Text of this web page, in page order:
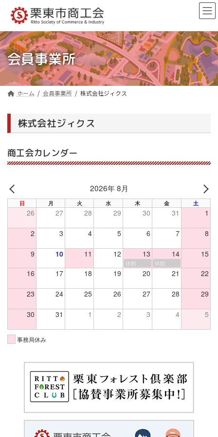
ン
ツ
へ
ス
キ
ッ
ー
シ
ョ
ン
に
移
会員事業所
ホーム 会員事業所 株式会社ジィクス
株式会社ジィクス
商工会カレンダー
PREV
2026年 8月
日 月 火 水 木 金 土
26 27 28 29 30 31 1
2 3 4 5 6 7 8
9 10 11 12 13 14 15
休館 休館
16 17 18 19 20 21 22
23 24 25 26 27 28 29
30 31 1 2 3 4 5
事務局休み